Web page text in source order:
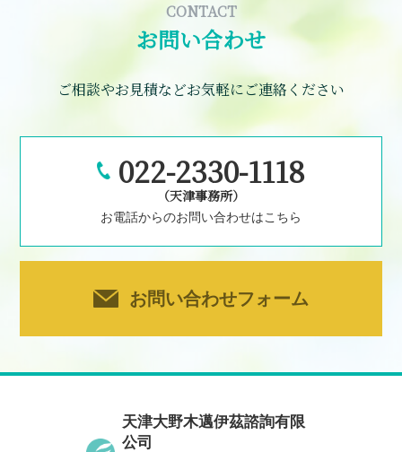
CONTACT
お問い合わせ
ご相談やお見積などお気軽にご連絡ください
022-2330-1118
（天津事務所）
お電話からのお問い合わせはこちら
お問い合わせフォーム
天津大野木邁伊茲諮詢有限
公司